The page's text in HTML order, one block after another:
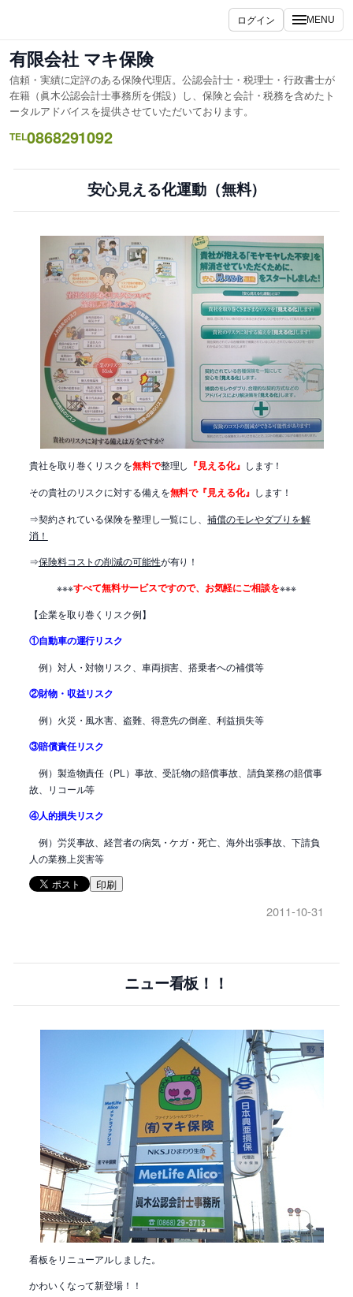
を
ス
キ
ッ
ログイン MENU
有限会社 マキ保険
信頼・実績に定評のある保険代理店。公認会計士・税理士・行政書士が
在籍（眞木公認会計士事務所を併設）し、保険と会計・税務を含めたト
ータルアドバイスを提供させていただいております。
TEL0868291092
安心見える化運動（無料）
貴社を取り巻くリスクを無料で整理し 『見える化』 します！
その貴社のリスクに対する備えを無料で『見える化』 します！
⇒契約されている保険を整理し一覧にし、補償のモレやダブりを解
消！
⇒保険料コストの削減の可能性が有り！
※※※すべて無料サービスですので、お気軽にご相談を※※※
【企業を取り巻くリスク例】
①自動車の運行リスク
例）対人・対物リスク、車両損害、搭乗者への補償等
②財物・収益リスク
例）火災・風水害、盗難、得意先の倒産、利益損失等
③賠償責任リスク
例）製造物責任（PL）事故、受託物の賠償事故、請負業務の賠償事
故、リコール等
④人的損失リスク
例）労災事故、経営者の病気・ケガ・死亡、海外出張事故、下請負
人の業務上災害等
印刷
2011-10-31
ニュー看板！！
看板をリニューアルしました。
かわいくなって新登場！！